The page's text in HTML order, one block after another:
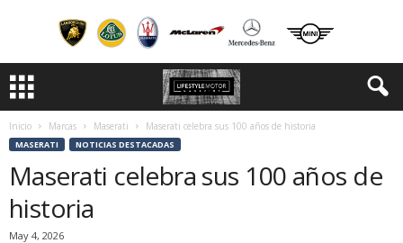
Inicio Marcas Maserati Maserati celebra sus 100 años de historia
MASERATI NOTICIAS DESTACADAS
Maserati celebra sus 100 años de
historia
May 4, 2026